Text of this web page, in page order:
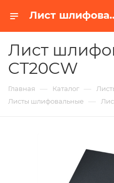
Лист шлифовальный CT20CW
Лист
CT20CW
Главная — Каталог —
Листы шлифовальные —